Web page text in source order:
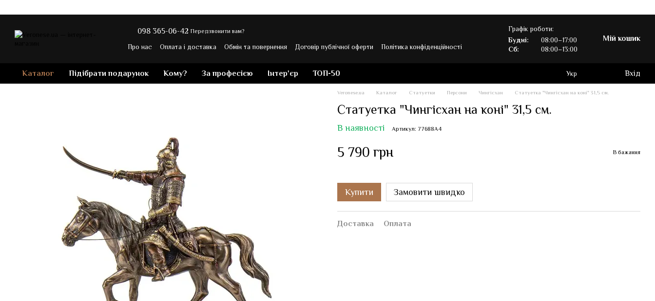
098 365-06-42 Передзвонити вам?
Про нас Оплата і доставка Обмін та повернення Договір публічної оферти
Політика конфіденційності
Графік роботи:
Будні:
08:00–17:00
Сб:
08:00–13:00
Мій кошик
Каталог Підібрати подарунок Кому? За професією Інтер'єр ТОП-50 Укр Вхід
Veronese.ua Каталог Статуетки Персони Чингісхан Статуетка "Чингісхан на коні" 31,5 см.
Статуетка "Чингісхан на коні" 31,5 см.
В наявності Артикул: 77688A4
5 790 грн В бажання
Купити Замовити швидко
Доставка Оплата